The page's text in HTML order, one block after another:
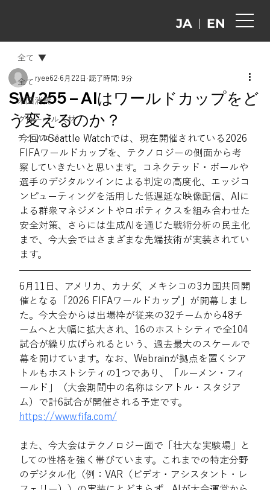
全て
米国消費
グローバル人材
テクノロジー
全て
SW 255 – AIはワールドカップをど
う変えるのか？
ryee62 6月22日 読了時間: 9分
今回のSeattle Watchでは、現在開催されている2026
FIFAワールドカップを、テクノロジーの側面から考
察していきたいと思います。コネクテッド・ボールや
選手のデジタルツインによる判定の高度化、エッジコ
ンピューティングを活用した低遅延な映像配信、AIに
よる群衆マネジメントやロボティクスを組み合わせた
安全対策、さらには生成AIを通じた戦術分析の民主化
まで、今大会ではさまざまな先端技術が実装されてい
ます。
6月11日、アメリカ、カナダ、メキシコの3カ国共同開
催となる「2026 FIFAワールドカップ」が開幕しまし
た。今大会からは出場枠が従来の32チームから48チ
ームへと大幅に拡大され、16のホストシティで全104
試合が繰り広げられるという、過去最大のスケールで
幕を開けています。なお、Webrainが拠点を置くシア
トルもホストシティの1つであり、「ルーメン・フィ
ールド」（大会期間中の名称はシアトル・スタジア
ム）で計6試合が開催される予定です。
https://www.fifa.com/
また、今大会はテクノロジー面で「壮大な実験場」と
しての性格を強く帯びています。これまでの特定分野
のデジタル化（例：VAR（ビデオ・アシスタント・レ
JA EN